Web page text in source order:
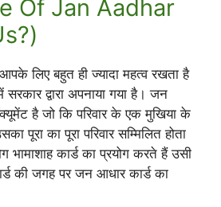
Of Jan Aadhar
लिए बहुत ही ज्यादा महत्व रखता है
द्वारा अपनाया गया है। जन
है जो कि परिवार के एक मुखिया के
पूरा का पूरा परिवार सम्मिलित होता
कार्ड का प्रयोग करते हैं उसी
की जगह पर जन आधार कार्ड का